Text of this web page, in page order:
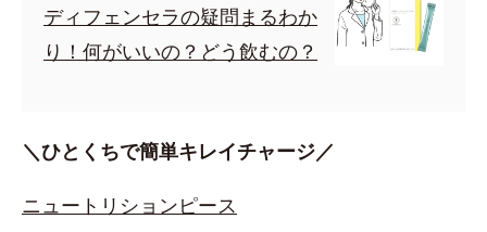
ディフェンセラの疑問まるわか
り！何がいいの？どう飲むの？
＼ひとくちで簡単キレイチャージ／
ニュートリションピース